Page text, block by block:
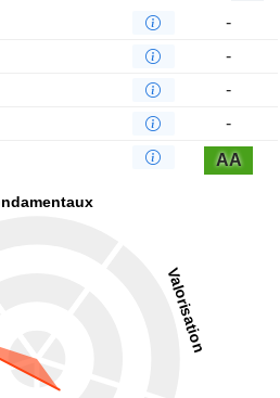
-
-
-
-
AA